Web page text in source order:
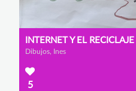
INTERNET Y EL RECICLAJE
Dibujos, Ines
5